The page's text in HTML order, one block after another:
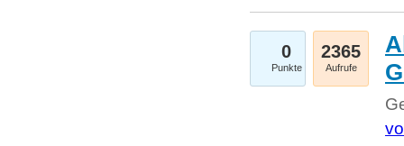
0
Punkte
2365
Aufrufe